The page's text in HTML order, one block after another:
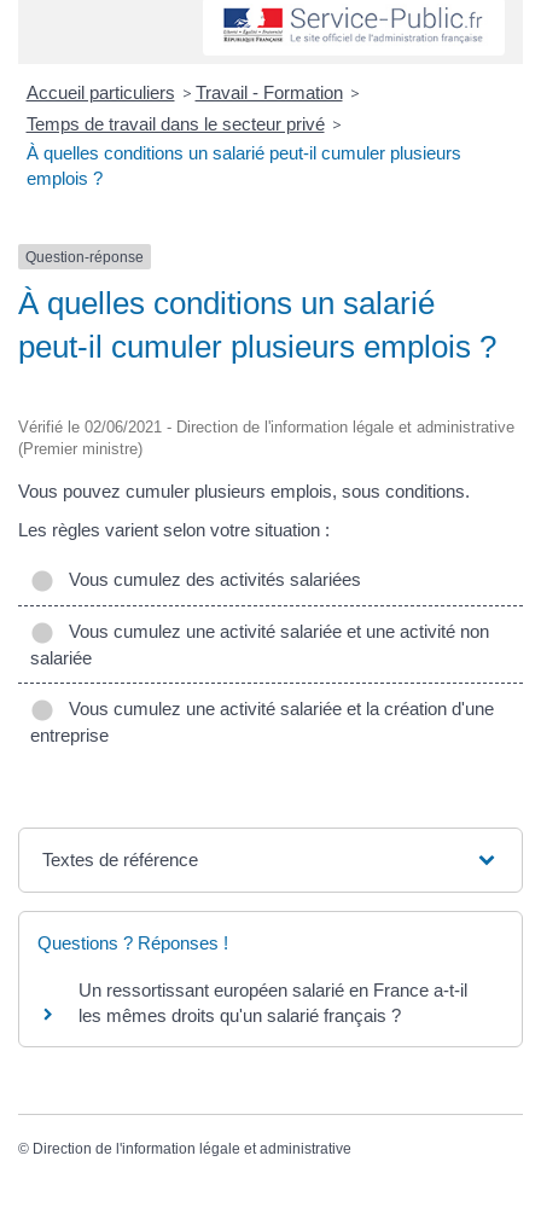
Accueil particuliers > Travail - Formation >
Temps de travail dans le secteur privé >
À quelles conditions un salarié peut-il cumuler plusieurs
emplois ?
Question-réponse
À quelles conditions un salarié
peut-il cumuler plusieurs emplois ?
Vérifié le 02/06/2021 - Direction de l'information légale et administrative
(Premier ministre)
Vous pouvez cumuler plusieurs emplois, sous conditions.
Les règles varient selon votre situation :
Vous cumulez des activités salariées
Vous cumulez une activité salariée et une activité non
salariée
Vous cumulez une activité salariée et la création d'une
entreprise
Textes de référence
Questions ? Réponses !
Un ressortissant européen salarié en France a-t-il
les mêmes droits qu'un salarié français ?
© Direction de l'information légale et administrative